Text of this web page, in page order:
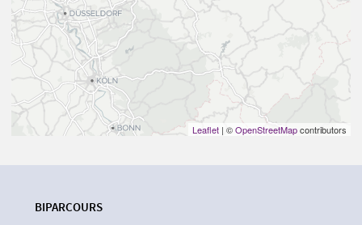
Leaflet | ©OpenStreetMapcontributors
BIPARCOURS